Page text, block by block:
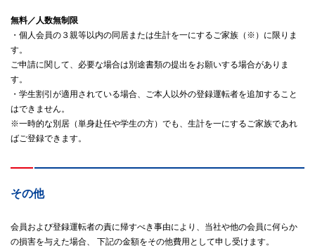
無料／人数無制限
・個人会員の３親等以内の同居または生計を一にするご家族（※）に限りま
す。
ご申請に関して、必要な場合は別途書類の提出をお願いする場合がありま
す。
・学生割引が適用されている場合、ご本人以外の登録運転者を追加すること
はできません。
※一時的な別居（単身赴任や学生の方）でも、生計を一にするご家族であれ
ばご登録できます。
その他
会員および登録運転者の責に帰すべき事由により、当社や他の会員に何らか
の損害を与えた場合、 下記の金額をその他費用として申し受けます。